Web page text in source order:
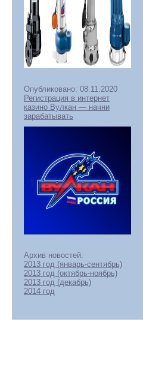
Опубликовано: 08.11.2020
Регистрация в интернет
казино Вулкан — начни
зарабатывать
Архив новостей:
2013 год (январь-сентябрь)
2013 год (октябрь-ноябрь)
2013 год (декабрь)
2014 год